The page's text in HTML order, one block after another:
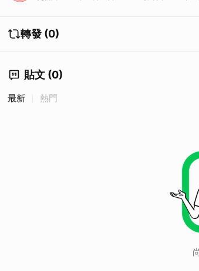
轉發 (0)
貼文 (0)
最新 熱門